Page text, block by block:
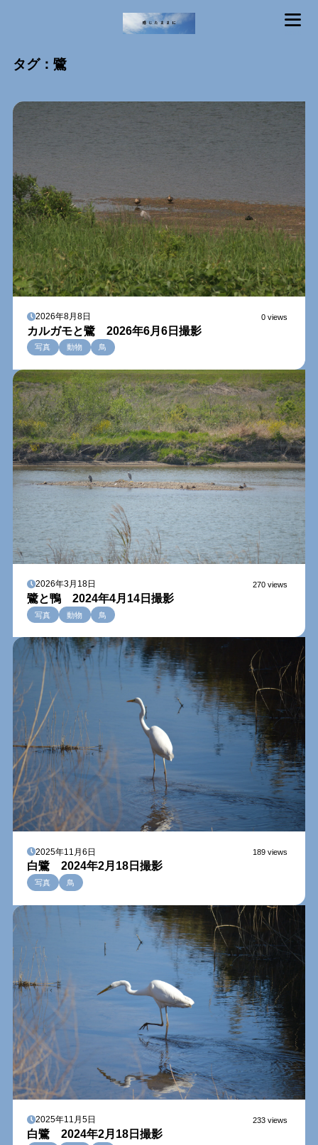
タグ：鷺
2026年8月8日 0 views
カルガモと鷺 2026年6月6日撮影
写真 動物 鳥
2026年3月18日 270 views
鷺と鴨 2024年4月14日撮影
写真 動物 鳥
2025年11月6日 189 views
白鷺 2024年2月18日撮影
写真 鳥
2025年11月5日 233 views
白鷺 2024年2月18日撮影